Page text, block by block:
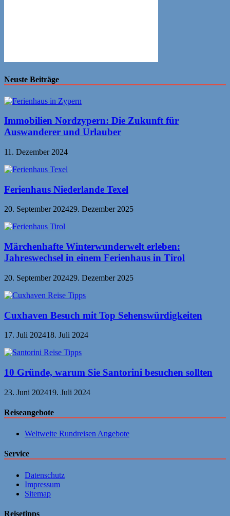
Neuste Beiträge
Immobilien Nordzypern: Die Zukunft für
Auswanderer und Urlauber
11. Dezember 2024
Ferienhaus Niederlande Texel
20. September 202429. Dezember 2025
Märchenhafte Winterwunderwelt erleben:
Jahreswechsel in einem Ferienhaus in Tirol
20. September 202429. Dezember 2025
Cuxhaven Besuch mit Top Sehenswürdigkeiten
17. Juli 202418. Juli 2024
10 Gründe, warum Sie Santorini besuchen sollten
23. Juni 202419. Juli 2024
Reiseangebote
Weltweite Rundreisen Angebote
Service
Datenschutz
Impressum
Sitemap
Reisetipps